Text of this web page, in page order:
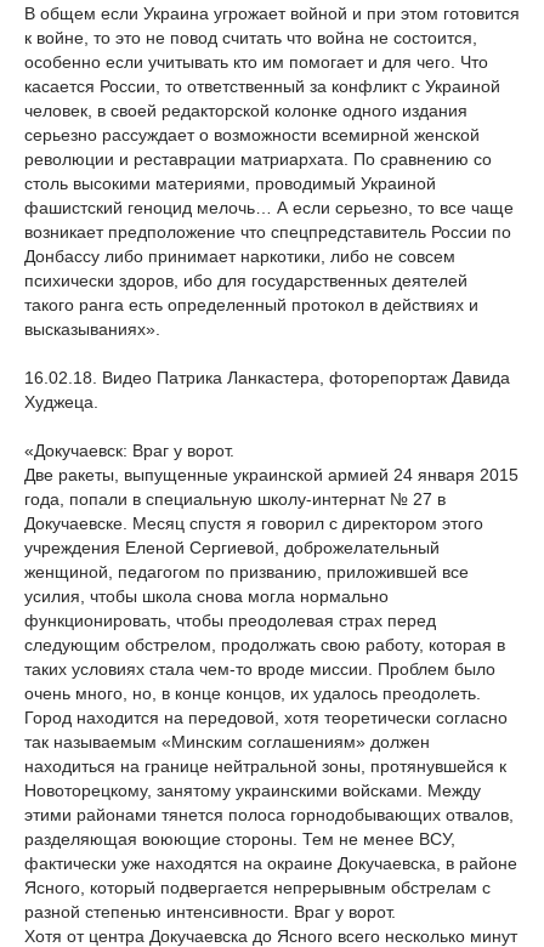
В общем если Украина угрожает войной и при этом готовится
к войне, то это не повод считать что война не состоится,
особенно если учитывать кто им помогает и для чего. Что
касается России, то ответственный за конфликт с Украиной
человек, в своей редакторской колонке одного издания
серьезно рассуждает о возможности всемирной женской
революции и реставрации матриархата. По сравнению со
столь высокими материями, проводимый Украиной
фашистский геноцид мелочь… А если серьезно, то все чаще
возникает предположение что спецпредставитель России по
Донбассу либо принимает наркотики, либо не совсем
психически здоров, ибо для государственных деятелей
такого ранга есть определенный протокол в действиях и
высказываниях».
16.02.18. Видео Патрика Ланкастера, фоторепортаж Давида
Худжеца.
«Докучаевск: Враг у ворот.
Две ракеты, выпущенные украинской армией 24 января 2015
года, попали в специальную школу-интернат № 27 в
Докучаевске. Месяц спустя я говорил с директором этого
учреждения Еленой Сергиевой, доброжелательный
женщиной, педагогом по призванию, приложившей все
усилия, чтобы школа снова могла нормально
функционировать, чтобы преодолевая страх перед
следующим обстрелом, продолжать свою работу, которая в
таких условиях стала чем-то вроде миссии. Проблем было
очень много, но, в конце концов, их удалось преодолеть.
Город находится на передовой, хотя теоретически согласно
так называемым «Минским соглашениям» должен
находиться на границе нейтральной зоны, протянувшейся к
Новоторецкому, занятому украинскими войсками. Между
этими районами тянется полоса горнодобывающих отвалов,
разделяющая воюющие стороны. Тем не менее ВСУ,
фактически уже находятся на окраине Докучаевска, в районе
Ясного, который подвергается непрерывным обстрелам с
разной степенью интенсивности. Враг у ворот.
Хотя от центра Докучаевска до Ясного всего несколько минут